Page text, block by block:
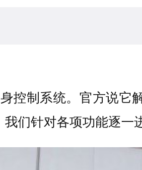
控制系统。官方说它
们针对各项功能逐一